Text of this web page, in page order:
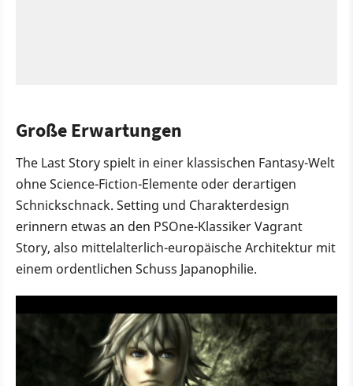
Große Erwartungen
The Last Story spielt in einer klassischen Fantasy-Welt
ohne Science-Fiction-Elemente oder derartigen
Schnickschnack. Setting und Charakterdesign
erinnern etwas an den PSOne-Klassiker Vagrant
Story, also mittelalterlich-europäische Architektur mit
einem ordentlichen Schuss Japanophilie.